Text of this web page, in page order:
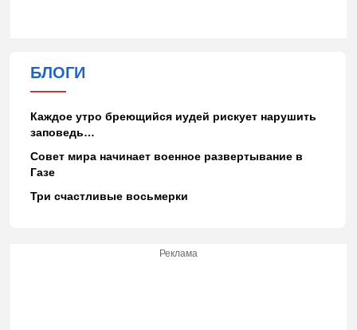
БЛОГИ
Каждое утро бреющийся иудей рискует нарушить
заповедь…
Совет мира начинает военное развертывание в
Газе
Три счастливые восьмерки
Реклама